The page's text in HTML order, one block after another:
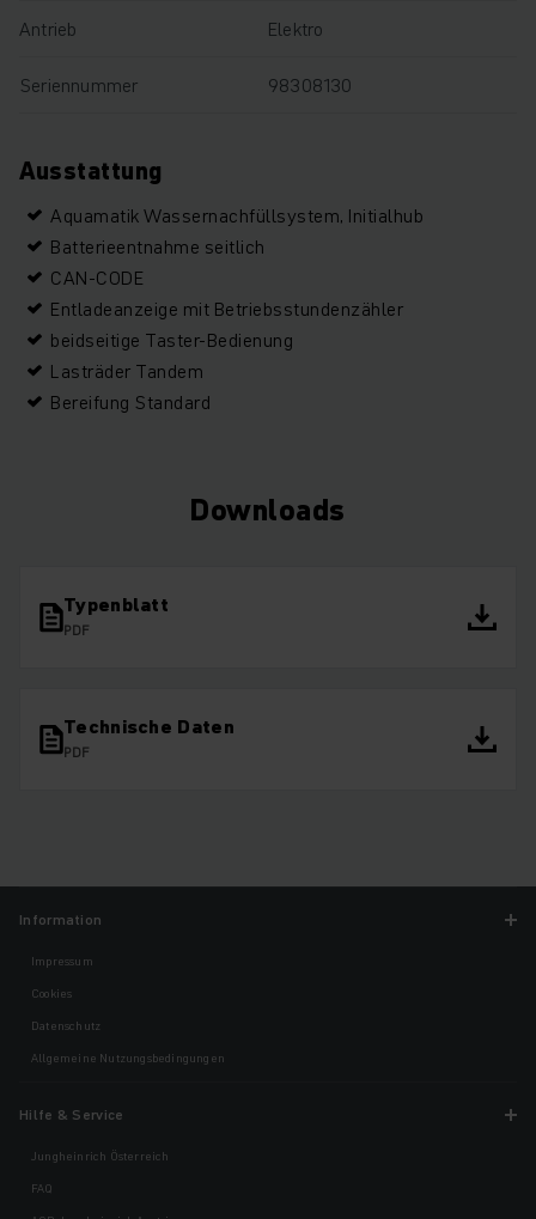
Antrieb Elektro
Seriennummer 98308130
Ausstattung
Aquamatik Wassernachfüllsystem, Initialhub
Batterieentnahme seitlich
CAN-CODE
Entladeanzeige mit Betriebsstundenzähler
beidseitige Taster-Bedienung
Lasträder Tandem
Bereifung Standard
Downloads
Typenblatt
PDF
Technische Daten
PDF
Information
Impressum
Cookies
Datenschutz
Allgemeine Nutzungsbedingungen
Hilfe & Service
Jungheinrich Österreich
FAQ